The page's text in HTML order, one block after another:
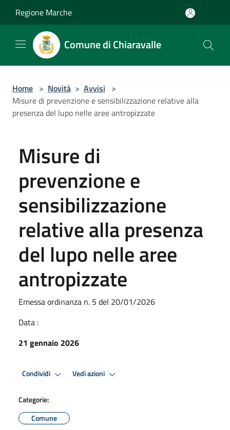
Regione Marche
Comune di Chiaravalle
Home > Novità > Avvisi >
Misure di prevenzione e sensibilizzazione relative alla
presenza del lupo nelle aree antropizzate
Misure di
prevenzione e
sensibilizzazione
relative alla presenza
del lupo nelle aree
antropizzate
Emessa ordinanza n. 5 del 20/01/2026
Data :
21 gennaio 2026
Condividi Vedi azioni
Categorie:
Comune